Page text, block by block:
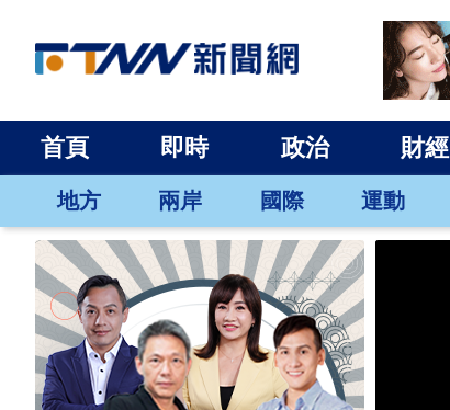
首頁 即時 政治 財經
地方 兩岸 國際 運動